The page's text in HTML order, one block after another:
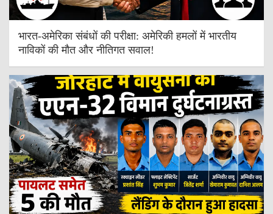
भारत-अमेरिका संबंधों की परीक्षा: अमेरिकी हमलों में भारतीय
नाविकों की मौत और नीतिगत सवाल!